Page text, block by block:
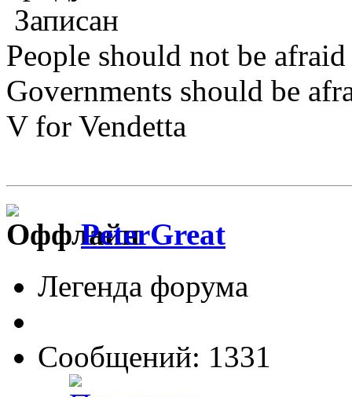
Записан
People should not be
Governments should be
V for Vendetta
PeterGreat
Легенда форума
Сообщений: 1331